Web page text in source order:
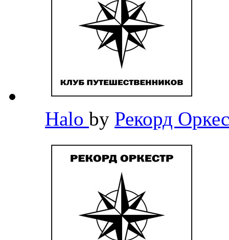
Halo by Рекорд